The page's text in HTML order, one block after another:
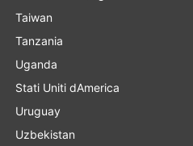
Taiwan
Tanzania
Uganda
Stati Uniti dAmerica
Uruguay
Uzbekistan